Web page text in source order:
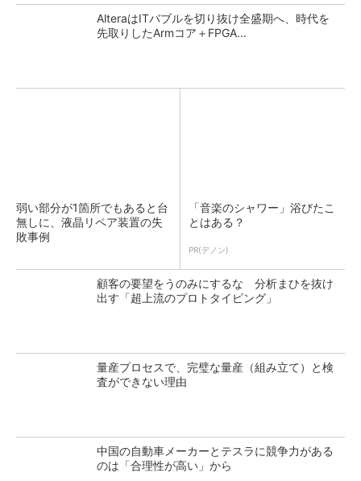
AlteraはITバブルを切り抜け全盛期へ、時代を
先取りしたArmコア＋FPGA...
弱い部分が1箇所でもあると台
無しに、液晶リペア装置の失
敗事例
「音楽のシャワー」浴びたこ
とはある？
PR(デノン)
顧客の要望をうのみにするな 分析まひを抜け
出す「超上流のプロトタイピング」
量産プロセスで、完璧な量産（組み立て）と検
査ができない理由
中国の自動車メーカーとテスラに競争力がある
のは「合理性が高い」から